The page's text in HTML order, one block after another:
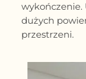
wykończenie.
dużych
przestrzeni.